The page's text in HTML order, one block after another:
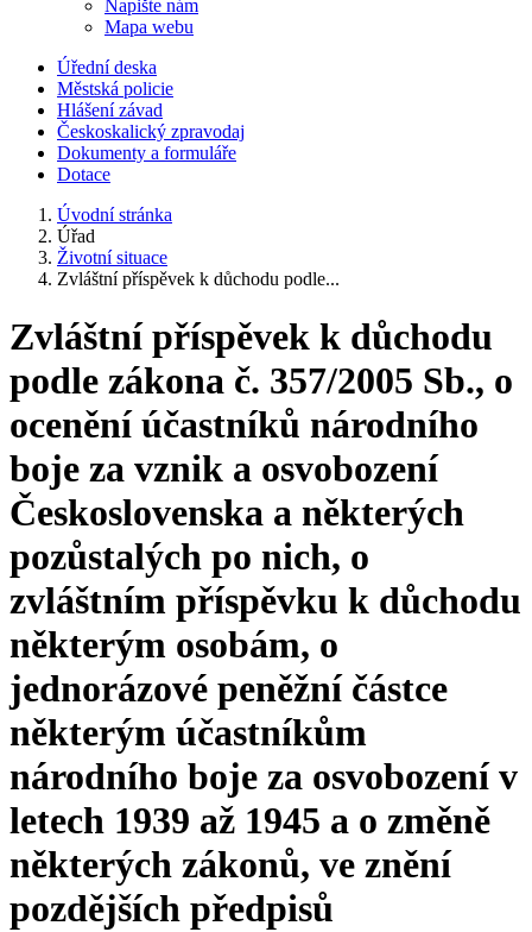
Napište nám
Mapa webu
Úřední deska
Městská policie
Hlášení závad
Českoskalický zpravodaj
Dokumenty a formuláře
Dotace
Úvodní stránka
Úřad
Životní situace
Zvláštní příspěvek k důchodu podle...
Zvláštní příspěvek k důchodu
podle zákona č. 357/2005 Sb., o
ocenění účastníků národního
boje za vznik a osvobození
Československa a některých
pozůstalých po nich, o
zvláštním příspěvku k důchodu
některým osobám, o
jednorázové peněžní částce
některým účastníkům
národního boje za osvobození v
letech 1939 až 1945 a o změně
některých zákonů, ve znění
pozdějších předpisů